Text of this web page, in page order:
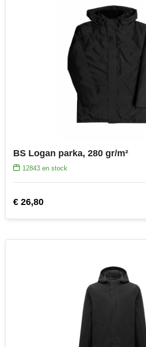
BS Logan parka, 280 gr/m²
12843en stock
€ 26,80